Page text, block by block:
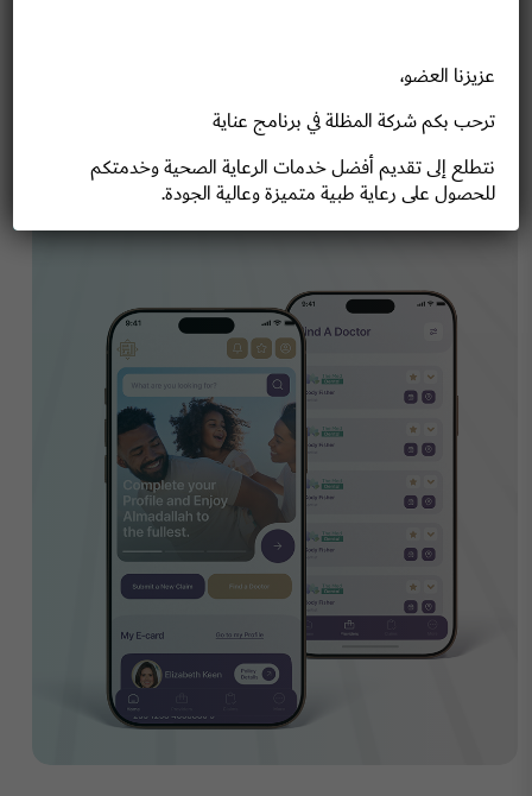
عزيزنا العضو،
ترحب بكم شركة المظلة في برنامج عناية
نتطلع إلى تقديم أفضل خدمات الرعاية الصحية وخدمتكم
للحصول على رعاية طبية متميزة وعالية الجودة.